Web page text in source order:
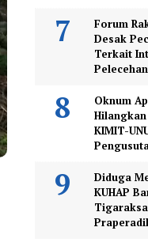
Forum
Desak
Terkait
Pelecehan
Oknum
KIMIT-
Diduga
KUHAP